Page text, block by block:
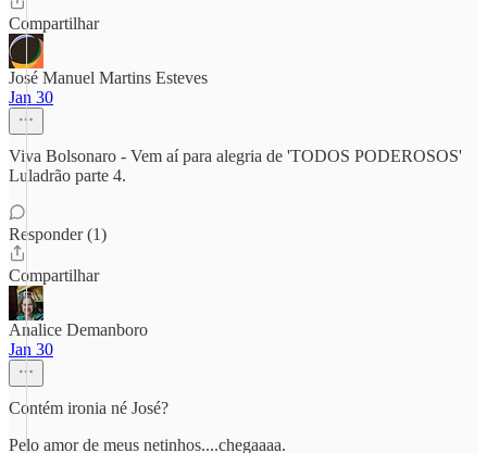
Compartilhar
José Manuel Martins Esteves
Jan 30
Viva Bolsonaro - Vem aí para alegria de 'TODOS PODEROSOS'
Luladrão parte 4.
Responder (1)
Compartilhar
Analice Demanboro
Jan 30
Contém ironia né José?
Pelo amor de meus netinhos....chegaaaa.